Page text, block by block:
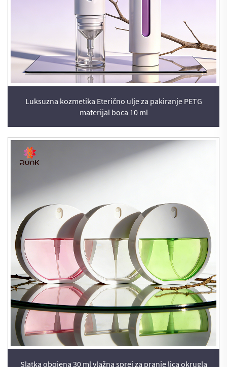
Luksuzna kozmetika Eterično ulje za pakiranje PETG
materijal boca 10 ml
Slatka obojena 30 ml vlažna sprej za pranje lica okrugla